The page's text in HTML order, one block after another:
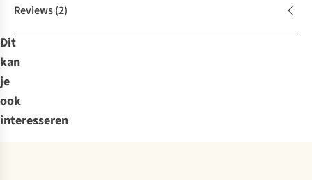
Reviews(2)
Dit
kan
je
ook
interesseren